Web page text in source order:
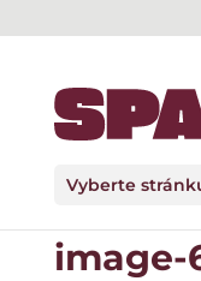
Vyberte
image-